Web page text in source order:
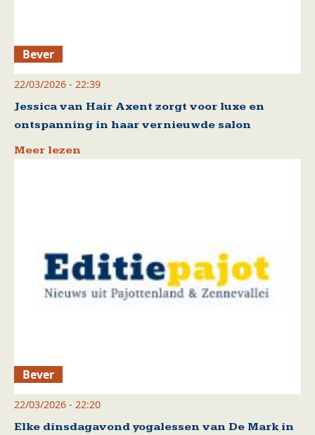
Bever
22/03/2026 - 22:39
Jessica van Hair Axent zorgt voor luxe en
ontspanning in haar vernieuwde salon
Meer lezen
Bever
22/03/2026 - 22:20
Elke dinsdagavond yogalessen van De Mark in